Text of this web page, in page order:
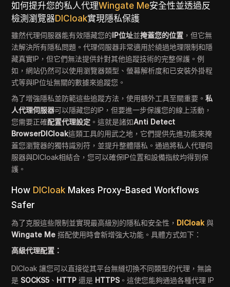
如何提升您的私人代理Wingate Me安全性並透過反
檢測瀏覽器DICloak實現隱私保護
雖然代理伺服器能有效隱藏您的 IP位址並掩蓋您的位置 ，但它無
法解決所有隱私問題。代理伺服器非常適用於繞過地理限制和隱
藏真實IP，但它們無法提供針對其他追蹤技術的完整保護。例
如，網站仍然可以使用瀏覽器類型、螢幕解析度和已安裝外掛程
式等與IP位址無關的數據來追蹤您。
為了增強隱私並防範這些追蹤方法，使用額外工具至關重要。私
人代理伺服器可以隱藏您的IP，但要進一步保護您的線上活動，
您需要正確配置代理設定 。這就是諸如Anti Detect
BrowserDICloak這類工具的用武之地，它們提供先進功能來掩
蓋您瀏覽器的獨特識別符，並提升整體隱私。通過將私人代理伺
服器與DICloak相結合，您可以確保IP位置和設備指紋均得到保
護。
How DICloak Makes Proxy-Based Workflows
Safer
為了克服這些限制並實現最高級別的隱私和安全性， DICloak與
Wingate Me 搭配使用時會新增強大功能。具體方式如下：
高級代理配置：
DICloak 讓您可以直接從其平台無縫切換不同類型的代理，無論
是 SOCKS5 、 HTTP 還是 HTTPS 。這使您能夠通過各種代理 IP